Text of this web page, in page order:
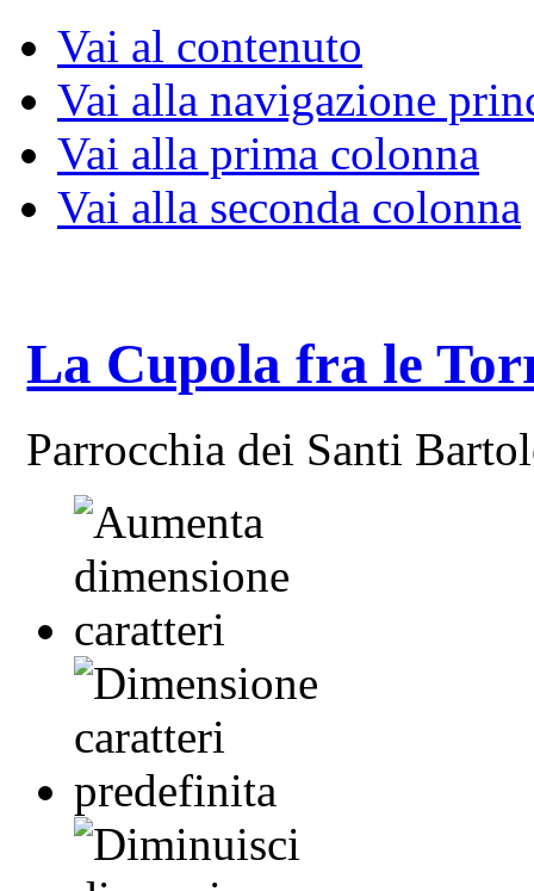
Vai al contenuto
Vai alla navigazione
Vai alla prima colonna
Vai alla seconda colonna
La Cupola fra le
Parrocchia dei Santi